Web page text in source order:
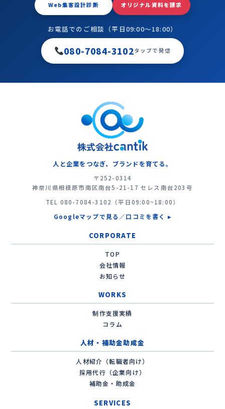
Web集客設計診断 オリジナル資料を請求
お電話でのご相談（平日09:00〜18:00）
080-7084-3102タップで発信
人と企業をつなぎ、ブランドを育てる。
〒252-0314
神奈川県相模原市南区南台5-21-17 セレス南台203号
TEL 080-7084-3102 （平日09:00~18:00）
Googleマップで見る／口コミを書く ▸
CORPORATE
TOP
会社情報
お知らせ
WORKS
制作支援実績
コラム
人材・補助金助成金
人材紹介（転職者向け）
採用代行（企業向け）
補助金・助成金
SERVICES